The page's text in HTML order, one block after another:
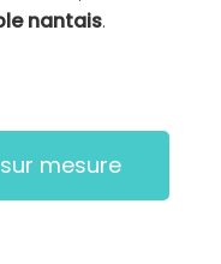
nantais.
mesure